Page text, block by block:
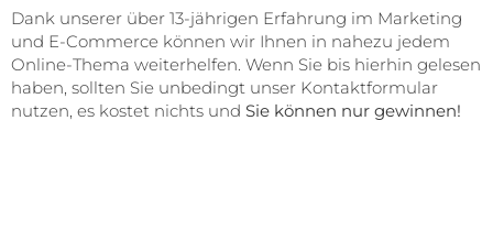
Dank unserer über 13-jährigen Erfahrung im Marketing
und E-Commerce können wir Ihnen in nahezu jedem
Online-Thema weiterhelfen. Wenn Sie bis hierhin gelesen
haben, sollten Sie unbedingt unser Kontaktformular
nutzen, es kostet nichts und Sie können nur gewinnen!